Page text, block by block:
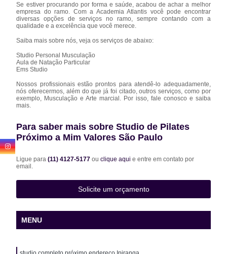
Se estiver procurando por forma e saúde, acabou de achar a melhor
empresa do ramo. Com a Academia Atlantis você pode encontrar
diversas opções de serviços no ramo, sempre contando com a
qualidade e a excelência que você merece.
Saiba mais sobre nós, veja os serviços de abaixo:
Studio Personal Musculação
Aula de Natação Particular
Ems Studio
Nossos profissionais estão prontos para atendê-lo adequadamente,
nós oferecermos, além do que já foi citado, outros serviços, como por
exemplo, Musculação e Arte marcial. Por isso, fale conosco e saiba
mais.
Para saber mais sobre Studio de Pilates
Próximo a Mim Valores São Paulo
Ligue para(11) 4127-5177ouclique aqui e entre em contato por
email.
Solicite um orçamento
MENU